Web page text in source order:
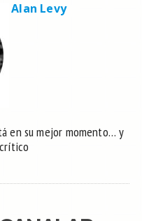
Alan Levy
en su mejor momento… y